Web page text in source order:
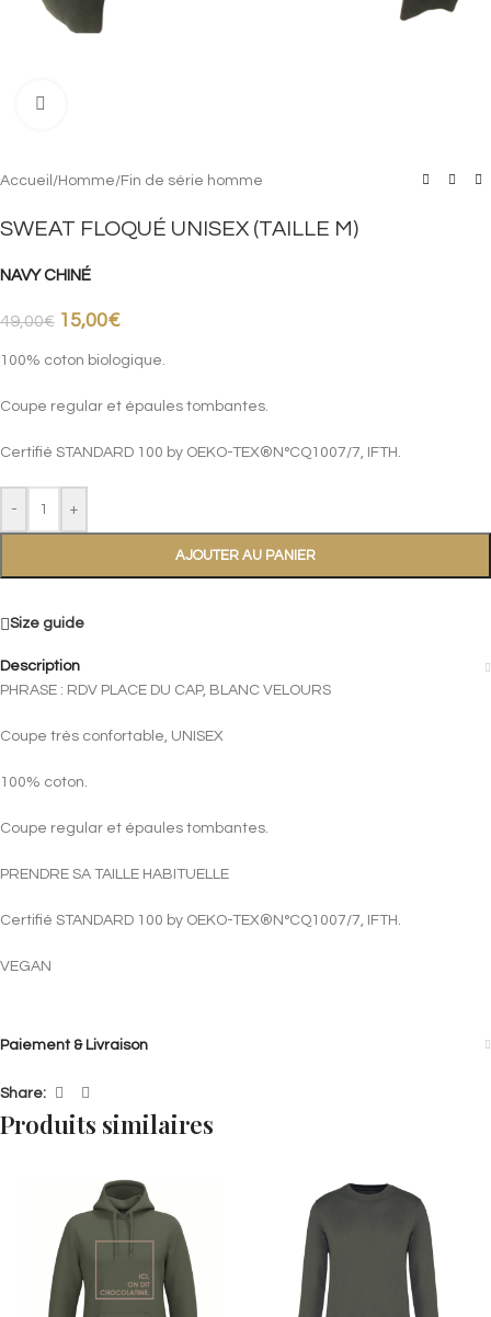
Accueil /Homme/Fin de série homme
SWEAT FLOQUÉ UNISEX (TAILLE M)
NAVY CHINÉ
49,00€ 15,00€
100% coton biologique.
Coupe regular et épaules tombantes.
Certifié STANDARD 100 by OEKO-TEX®N°CQ1007/7, IFTH.
- +
AJOUTER AU PANIER
Size guide
Description
PHRASE : RDV PLACE DU CAP, BLANC VELOURS
Coupe très confortable, UNISEX
100% coton.
Coupe regular et épaules tombantes.
PRENDRE SA TAILLE HABITUELLE
Certifié STANDARD 100 by OEKO-TEX®N°CQ1007/7, IFTH.
VEGAN
Paiement & Livraison
Share:
Produits similaires